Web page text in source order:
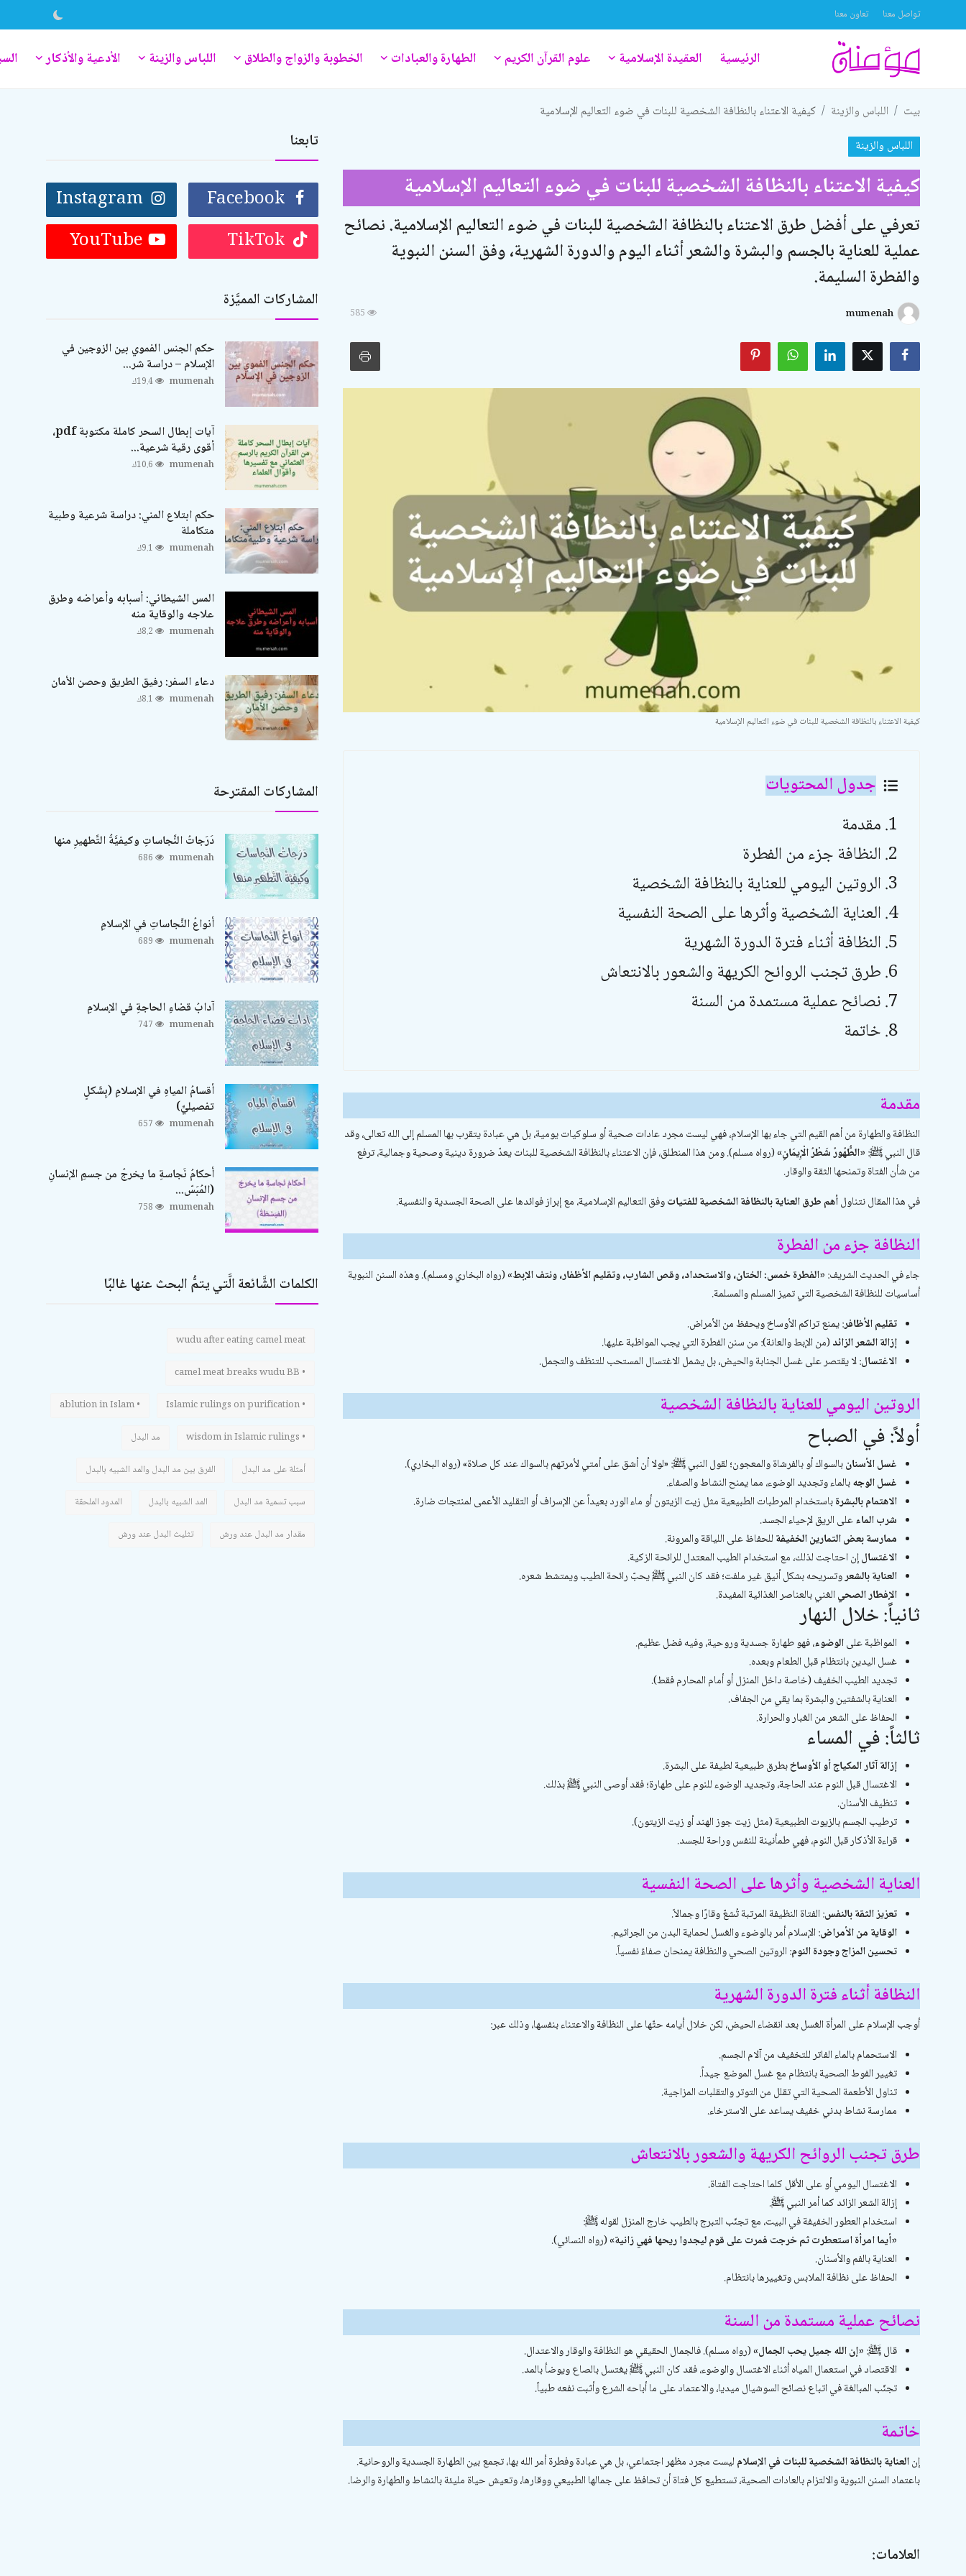
تواصل معنا تعاون معنا
الرئيسية العقيدة الإسلامية علوم القرآن الكريم الطهارة والعبادات الخطوبة والزواج والطلاق اللباس والزينة الأدعية والأذكار
تعاون معنا
العقيدة الإسلامية
علوم القرآن الكريم
الطهارة والعبادات
الخطوبة والزواج والطلاق
اللباس والزينة
الأدعية والأذكار
السيرة النبوية والتاريخ الإسلامي
أحكام الحفلات والمناسبات
معرض الصور
بيت اللباس والزينة
كيفية الاعتناء بالنظافة الشخصية للبنات في ضوء التعاليم الإسلامية
اللباس والزينة
كيفية الاعتناء بالنظافة الشخصية للبنات في ضوء التعاليم الإسلامية
تعرفي على أفضل طرق الاعتناء بالنظافة الشخصية للبنات في ضوء التعاليم الإسلامية. نصائح
عملية للعناية بالجسم والبشرة والشعر أثناء اليوم والدورة الشهرية، وفق السنن النبوية
والفطرة السليمة.
mumenah
585
كيفية الاعتناء بالنظافة الشخصية للبنات في ضوء التعاليم الإسلامية
جدول المحتويات
مقدمة
النظافة جزء من الفطرة
الروتين اليومي للعناية بالنظافة الشخصية
العناية الشخصية وأثرها على الصحة النفسية
النظافة أثناء فترة الدورة الشهرية
طرق تجنب الروائح الكريهة والشعور بالانتعاش
نصائح عملية مستمدة من السنة
خاتمة
مقدمة
النظافة والطهارة من أهم القيم التي جاء بها الإسلام، فهي ليست مجرد عادات صحية أو سلوكيات يومية، بل هي عبادة يتقرب بها المسلم إلى الله تعالى، وقد
قال النبي ﷺ:«الطُّهُورُ شَطْرُ الْإِيمَانِ»(رواه مسلم). ومن هذا المنطلق، فإن الاعتناء بالنظافة الشخصية للبنات يعدّ ضرورة دينية وصحية وجمالية، ترفع
من شأن الفتاة وتمنحها الثقة والوقار.
في هذا المقال نتناولأهم طرق العناية بالنظافة الشخصية للفتياتوفق التعاليم الإسلامية، مع إبراز فوائدها على الصحة الجسدية والنفسية.
النظافة جزء من الفطرة
جاء في الحديث الشريف:«الفطرة خمس: الختان، والاستحداد، وقص الشارب، وتقليم الأظفار، ونتف الإبط»(رواه البخاري ومسلم). وهذه السنن النبوية
أساسيات للنظافة الشخصية التي تميز المسلم والمسلمة.
تقليم الأظافر: يمنع تراكم الأوساخ ويحفظ من الأمراض.
إزالة الشعر الزائد(من الإبط والعانة): من سنن الفطرة التي يجب المواظبة عليها.
الاغتسال: لا يقتصر على غسل الجنابة والحيض، بل يشمل الاغتسال المستحب للتنظف والتجمل.
الروتين اليومي للعناية بالنظافة الشخصية
أولاً: في الصباح
غسل الأسنانبالسواك أو بالفرشاة والمعجون؛ لقول النبي ﷺ: «لولا أن أشق على أمتي لأمرتهم بالسواك عند كل صلاة» (رواه البخاري).
غسل الوجهبالماء وتجديد الوضوء، مما يمنح النشاط والصفاء.
الاهتمام بالبشرةباستخدام المرطبات الطبيعية مثل زيت الزيتون أو ماء الورد بعيداً عن الإسراف أو التقليد الأعمى لمنتجات ضارة.
شرب الماءعلى الريق لإحياء الجسد.
ممارسة بعض التمارين الخفيفةللحفاظ على اللياقة والمرونة.
الاغتسالإن احتاجت لذلك، مع استخدام الطيب المعتدل للرائحة الزكية.
العناية بالشعروتسريحه بشكل أنيق غير ملفت؛ فقد كان النبي ﷺ يحبّ رائحة الطيب ويمتشط شعره.
الإفطار الصحيالغني بالعناصر الغذائية المفيدة.
ثانياً: خلال النهار
المواظبة علىالوضوء، فهو طهارة جسدية وروحية، وفيه فضل عظيم.
غسل اليدين بانتظام قبل الطعام وبعده.
تجديد الطيب الخفيف (خاصة داخل المنزل أو أمام المحارم فقط).
العناية بالشفتين والبشرة بما يقي من الجفاف.
الحفاظ على الشعر من الغبار والحرارة.
ثالثاً: في المساء
إزالة آثار المكياج أو الأوساخبطرق طبيعية لطيفة على البشرة.
الاغتسال قبل النوم عند الحاجة، وتجديد الوضوء للنوم على طهارة؛ فقد أوصى النبي ﷺ بذلك.
تنظيف الأسنان.
ترطيب الجسم بالزيوت الطبيعية (مثل زيت جوز الهند أو زيت الزيتون).
قراءة الأذكار قبل النوم، فهي طمأنينة للنفس وراحة للجسد.
العناية الشخصية وأثرها على الصحة النفسية
تعزيز الثقة بالنفس: الفتاة النظيفة المرتبة تُشعّ وقارًا وجمالاً.
الوقاية من الأمراض: الإسلام أمر بالوضوء والغسل لحماية البدن من الجراثيم.
تحسين المزاج وجودة النوم: الروتين الصحي والنظافة يمنحان صفاءً نفسياً.
النظافة أثناء فترة الدورة الشهرية
أوجب الإسلام على المرأة الغسل بعد انقضاء الحيض، لكن خلال أيامه حثّها على النظافة والاعتناء بنفسها، وذلك عبر:
الاستحمام بالماء الفاتر للتخفيف من آلام الجسم.
تغيير الفوط الصحية بانتظام مع غسل الموضع جيداً.
تناول الأطعمة الصحية التي تقلل من التوتر والتقلبات المزاجية.
ممارسة نشاط بدني خفيف يساعد على الاسترخاء.
طرق تجنب الروائح الكريهة والشعور بالانتعاش
الاغتسال اليومي أو على الأقل كلما احتاجت الفتاة.
إزالة الشعر الزائد كما أمر النبي ﷺ.
استخدام العطور الخفيفة في البيت، مع تجنّب التبرج بالطيب خارج المنزل لقوله ﷺ:
«أيما امرأة استعطرت ثم خرجت فمرت على قوم ليجدوا ريحها فهي زانية»(رواه النسائي).
العناية بالفم والأسنان.
الحفاظ على نظافة الملابس وتغييرها بانتظام.
نصائح عملية مستمدة من السنة
قال ﷺ:«إن الله جميل يحب الجمال»(رواه مسلم). فالجمال الحقيقي هو النظافة والوقار والاعتدال.
الاقتصاد في استعمال المياه أثناء الاغتسال والوضوء، فقد كان النبي ﷺ يغتسل بالصاع ويوضأ بالمد.
تجنّب المبالغة في اتباع نصائح السوشيال ميديا، والاعتماد على ما أباحه الشرع وأثبت نفعه طبياً.
خاتمة
إنالعناية بالنظافة الشخصية للبنات في الإسلامليست مجرد مظهر اجتماعي، بل هي عبادة وفطرة أمر الله بها، تجمع بين الطهارة الجسدية والروحانية.
باعتماد السنن النبوية والالتزام بالعادات الصحية، تستطيع كل فتاة أن تحافظ على جمالها الطبيعي ووقارها، وتعيش حياة مليئة بالنشاط والطهارة والرضا.
العلامات:
تابعنا
Facebook
Instagram
TikTok
YouTube
المشاركات المميَّزة
حكم الجنس الفموي بين الزوجين في
الإسلام – دراسة شر...
mumenah 19.4ك
آيات إبطال السحر كاملة مكتوبة pdf،
أقوى رقية شرعية...
mumenah 10.6ك
حكم ابتلاع المني: دراسة شرعية وطبية
متكاملة
mumenah 9.1ك
المس الشيطاني: أسبابه وأعراضه وطرق
علاجه والوقاية منه
mumenah 8.2ك
دعاء السفر: رفيق الطريق وحصن الأمان
mumenah 8.1ك
المشاركات المقترحة
دَرَجاتُ النَّجاساتِ وكيفيَّةُ التَّطهيرِ منها
mumenah
686
أنواعُ النَّجاساتِ في الإسلامِ
mumenah
689
آدابُ قضاءِ الحاجةِ في الإسلامِ
mumenah
747
أقسامُ المياهِ في الإسلامِ (بِشَكلٍ
تفصيليٍّ)
mumenah
657
أحكامُ نَجاسةِ ما يخرجُ من جسمِ الإنسانِ
(المُبَسّ...
mumenah
758
الكلمات الشَّائعة الَّتي يتمُّ البحث عنها غالبًا
wudu after eating camel meat
• camel meat breaks wudu BB
• Islamic rulings on purification
• ablution in Islam
• wisdom in Islamic rulings مد البدل
أمثلة على مد البدل الفرق بين مد البدل والمد الشبيه بالبدل
سبب تسمية مد البدل المد الشبيه بالبدل المدود الملحقة
مقدار مد البدل عند ورش تثليث البدل عند ورش